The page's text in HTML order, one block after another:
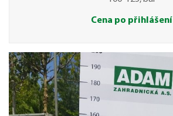
Cena po přihlášení